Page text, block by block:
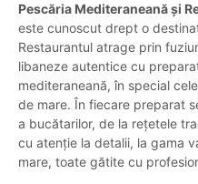
Pescăria Mediteraneană și
este cunoscut drept o
Restaurantul atrage prin
libaneze autentice cu
mediteraneană, în special
de mare. În fiecare preparat
a bucătarilor, de la rețetele
cu atenție la detalii, la gama
mare, toate gătite cu